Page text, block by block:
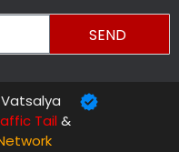
SEND
Tail&